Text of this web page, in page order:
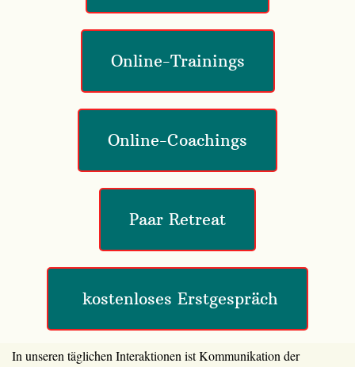
Online-Trainings
Online-Coachings
Paar Retreat
kostenloses Erstgespräch
In unseren täglichen Interaktionen ist Kommunikation der